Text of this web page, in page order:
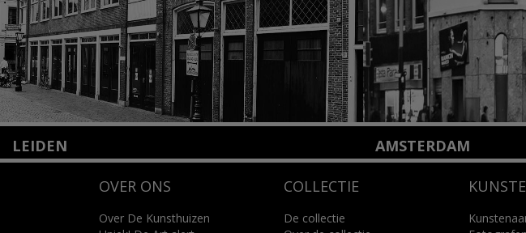
LEIDEN
info@kunsthuisleiden.nl
AMSTERDAM
1075 VX Amsterdam
OVER ONS
Over De Kunsthuizen
COLLECTIE
De collectie